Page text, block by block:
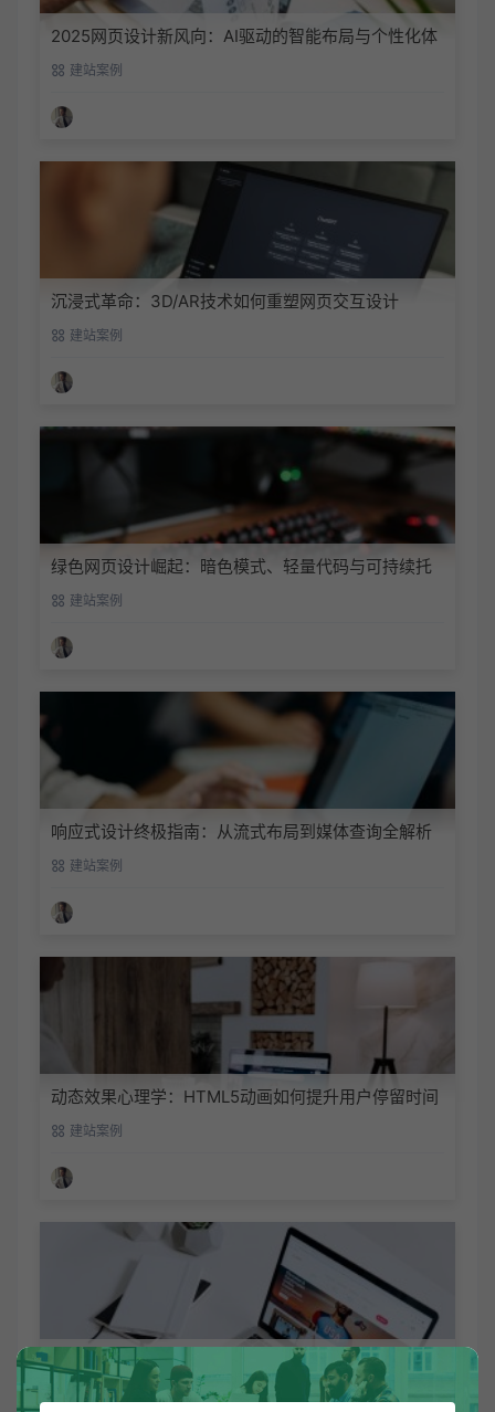
2025网页设计新风向：AI驱动的智能布局与个性化体
验 建站案例
沉浸式革命：3D/AR技术如何重塑网页交互设计
建站案例
绿色网页设计崛起：暗色模式、轻量代码与可持续托
管实践
建站案例
响应式设计终极指南：从流式布局到媒体查询全解析
建站案例
动态效果心理学：HTML5动画如何提升用户停留时间
建站案例
9大网页布局模板：从国字型到POP布局的场景化应用
建站案例